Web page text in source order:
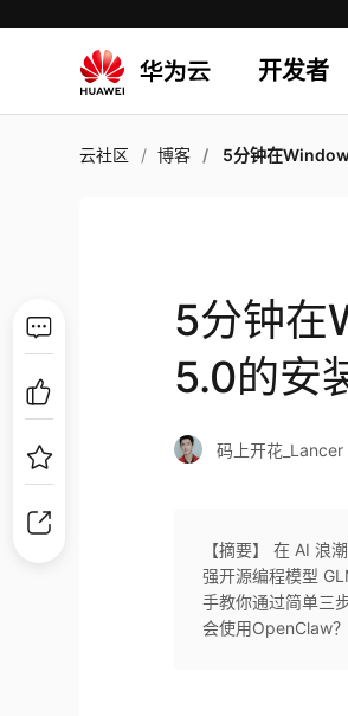
开发者
云社区 博客 5分钟在Windows上
5分钟在
5.0的安
码上开花_Lancer
【摘要】 在 AI 浪
强开源编程模型
手教你通过简单三
会使用OpenClaw